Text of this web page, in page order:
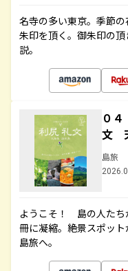
名寺の多い東京。季節
朱印を頂く。御朱印の
説。
０
文
島旅
ようこそ！ 島の人たち
冊に凝縮。絶景スポット
島旅へ。